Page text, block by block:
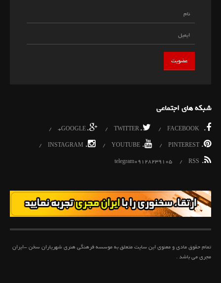
شبکه های اجتماعی
.
FACEBOOK
.
TWITTER
.
GOOGLE+
.
PINTEREST
.
YOUTUBE
.
INSTAGRAM
.
RSS
telegram09128239105
تمام حقوق مادی و معنوی این سایت متعلق به موسسه فرهنگی هنری شهریاران سخن -ایران
مجری می باشد .